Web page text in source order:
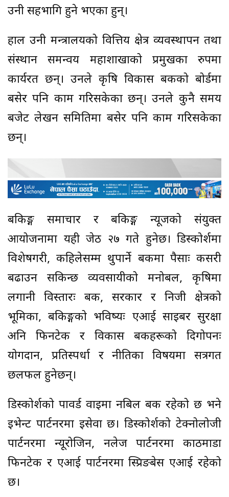
उनी सहभागि हुने भएका हुन्।
हाल उनी मन्त्रालयको वित्तिय क्षेत्र व्यवस्थापन तथा
संस्थान समन्वय महाशाखाको प्रमुखका रुपमा
कार्यरत छन्। उनले कृषि विकास बैंकको बोर्डमा
बसेर पनि काम गरिसकेका छन्। उनले कुनै समय
बजेट लेखन समितिमा बसेर पनि काम गरिसकेका
छन्।
बैंकिङ्ग समाचार र बैंकिङ्ग न्यूजको संयुक्त
आयोजनामा यही जेठ २७ गते हुनेछ। डिस्कोर्शमा
विशेषगरी, कहिलेसम्म थुपार्ने बैंकमा पैसाः कसरी
बढाउन सकिन्छ व्यवसायीको मनोबल, कृषिमा
लगानी विस्तारः बैंक, सरकार र निजी क्षेत्रको
भूमिका, बैंकिङ्गको भविष्यः एआई साइबर सुरक्षा
अनि फिनटेक र विकास बैंकहरूको दिगोपनः
योगदान, प्रतिस्पर्धा र नीतिका विषयमा सत्रगत
छलफल हुनेछन्।
डिस्कोर्शको पावर्ड वाइमा नबिल बैंक रहेको छ भने
इभेन्ट पार्टनरमा इसेवा छ। डिस्कोर्शको टेक्नोलोजी
पार्टनरमा न्यूरोजिन, नलेज पार्टनरमा काठमाडौं
फिनटेक र एआई पार्टनरमा स्प्रिङबेस एआई रहेको
छ।